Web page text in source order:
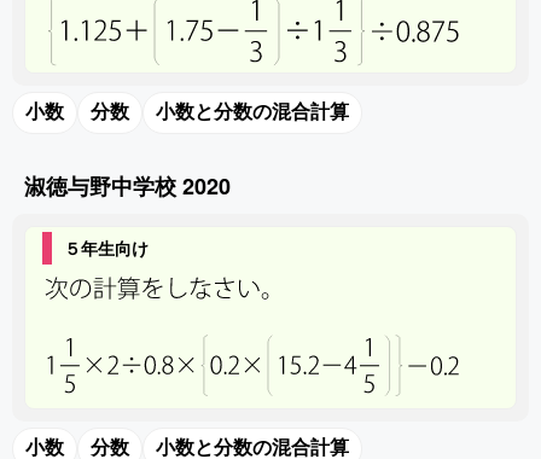
小数 分数 小数と分数の混合計算
淑徳与野中学校 2020
５年生向け
小数 分数 小数と分数の混合計算